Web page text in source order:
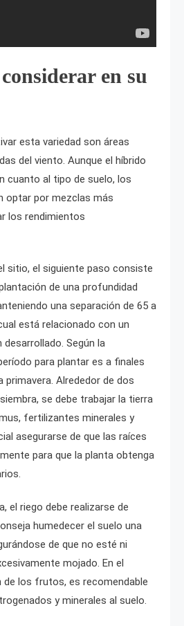
en su
esta variedad son áreas
del viento. Aunque el híbrido
cuanto al tipo de suelo, los
optar por mezclas más
los rendimientos
sitio, el siguiente paso consiste
de una profundidad
una separación de 65 a
está relacionado con un
Según la
para plantar es a finales
Alrededor de dos
se debe trabajar la tierra
fertilizantes minerales y
asegurarse de que las raíces
para que la planta obtenga
el riego debe realizarse de
humedecer el suelo una
de que no esté ni
mojado. En el
los frutos, es recomendable
y minerales al suelo.